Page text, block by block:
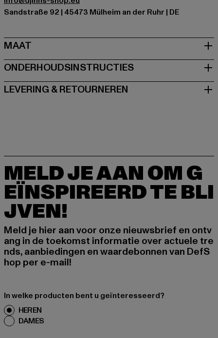
Sandstraße 92 | 45473 Mülheim an der Ruhr | DE
MAAT
ONDERHOUDSINSTRUCTIES
LEVERING & RETOURNEREN
MELD JE AAN OM G
EÏNSPIREERD TE BLI
JVEN!
Meld je hier aan voor onze nieuwsbrief en ontv
ang in de toekomst informatie over actuele tre
nds, aanbiedingen en waardebonnen van DefS
hop per e-mail!
In welke producten bent u geïnteresseerd?
HEREN
DAMES